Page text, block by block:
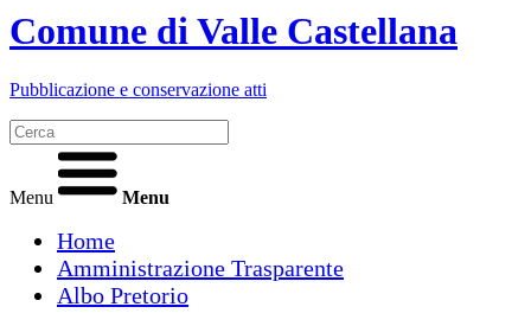
Comune di Valle Castellana
Pubblicazione e conservazione atti
Menu Menu
Home
Amministrazione Trasparente
Albo Pretorio